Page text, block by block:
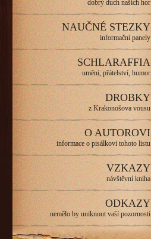
dobrý duch našich hor
NAUČNÉ STEZKY
informační panely
SCHLARAFFIA
umění, přátelství, humor
DROBKY
z Krakonošova vousu
O AUTOROVI
informace o pisálkovi tohoto listu
VZKAZY
návštěvní kniha
ODKAZY
nemělo by uniknout vaší pozornosti